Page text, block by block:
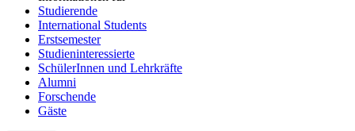
Studierende
International Students
Erstsemester
Studieninteressierte
SchülerInnen und Lehrkräfte
Alumni
Forschende
Gäste